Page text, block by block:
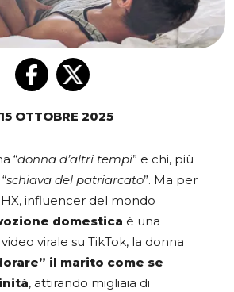
15 OTTOBRE 2025
“donna d’altri tempi” e chi, più
schiava del patriarcato”. Ma per
influencer del mondo
domestica è una
virale su TikTok, la donna
il marito come se
, attirando migliaia di